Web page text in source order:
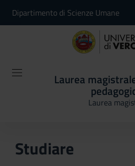
Dipartimento di Scienze Umane
Laurea
Laurea
Studiare